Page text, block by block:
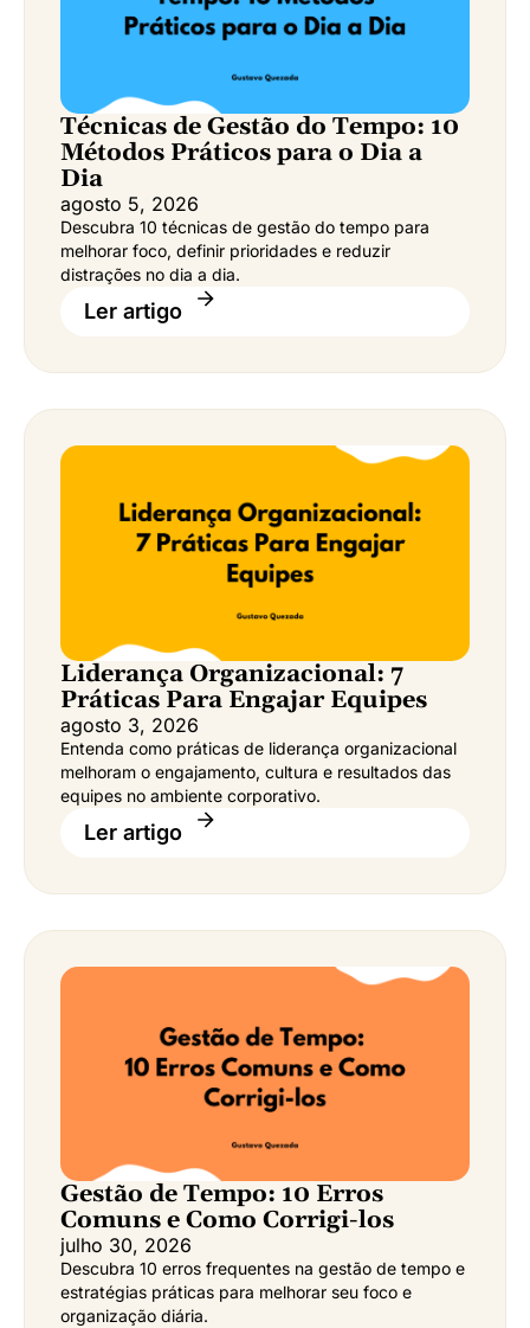
Técnicas de Gestão do Tempo: 10
Métodos Práticos para o Dia a
Dia
agosto 5, 2026
Descubra 10 técnicas de gestão do tempo para
melhorar foco, definir prioridades e reduzir
distrações no dia a dia.
Ler artigo
Liderança Organizacional: 7
Práticas Para Engajar Equipes
agosto 3, 2026
Entenda como práticas de liderança organizacional
melhoram o engajamento, cultura e resultados das
equipes no ambiente corporativo.
Ler artigo
Gestão de Tempo: 10 Erros
Comuns e Como Corrigi-los
julho 30, 2026
Descubra 10 erros frequentes na gestão de tempo e
estratégias práticas para melhorar seu foco e
organização diária.